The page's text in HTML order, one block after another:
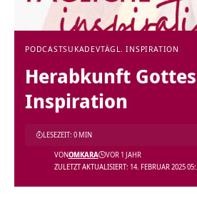
PODCASTSUKADEVTÄGL. INSPIRATION
Herabkunft
Inspiration
ZULETZT AKTUALISIERT: 14. FEBRUAR 2025
VONOMKARA VOR 1 JAHR
LESEZEIT: 0 MIN